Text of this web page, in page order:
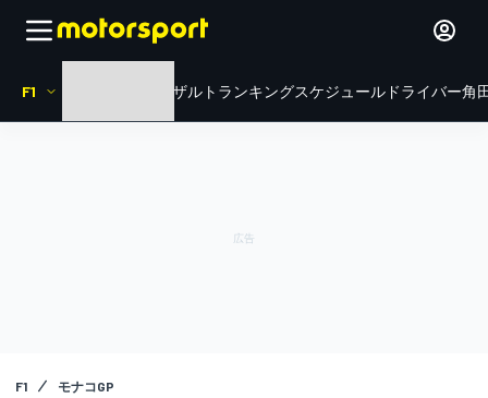
F1 リザルト ランキングスケジュール ドライバー角
F1 モナコGP